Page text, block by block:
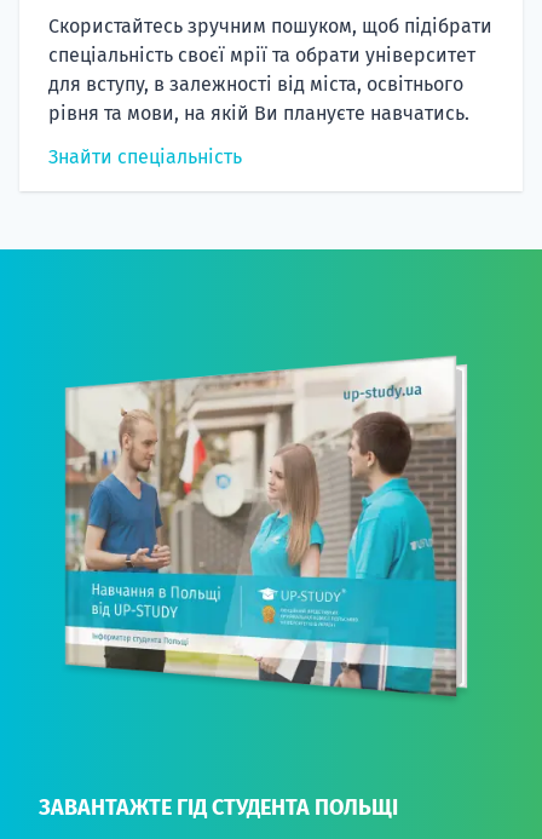
Скористайтесь зручним пошуком, щоб підібрати
спеціальність своєї мрії та обрати університет
для вступу, в залежності від міста, освітнього
рівня та мови, на якій Ви плануєте навчатись.
Знайти спеціальність
ЗАВАНТАЖТЕ ГІД СТУДЕНТА ПОЛЬЩІ